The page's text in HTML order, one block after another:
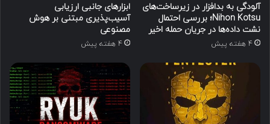
آلودگی به بدافزار در زیرساخت‌های
Nihon Kotsu؛ بررسی احتمال
نشت داده‌ها در جریان حمله اخیر
4 هفته پیش
ابزارهای جانبی ارزیابی
آسیب‌پذیری مبتنی بر هوش
مصنوعی
4 هفته پیش